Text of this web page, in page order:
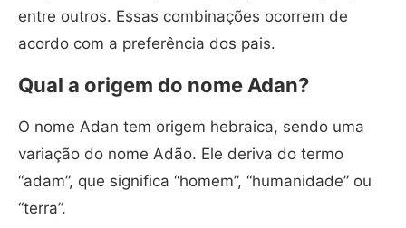
entre outros. Essas combinações ocorrem de
acordo com a preferência dos pais.
Qual a origem do nome Adan?
O nome Adan tem origem hebraica, sendo uma
variação do nome Adão. Ele deriva do termo
“adam”, que significa “homem”, “humanidade” ou
“terra”.